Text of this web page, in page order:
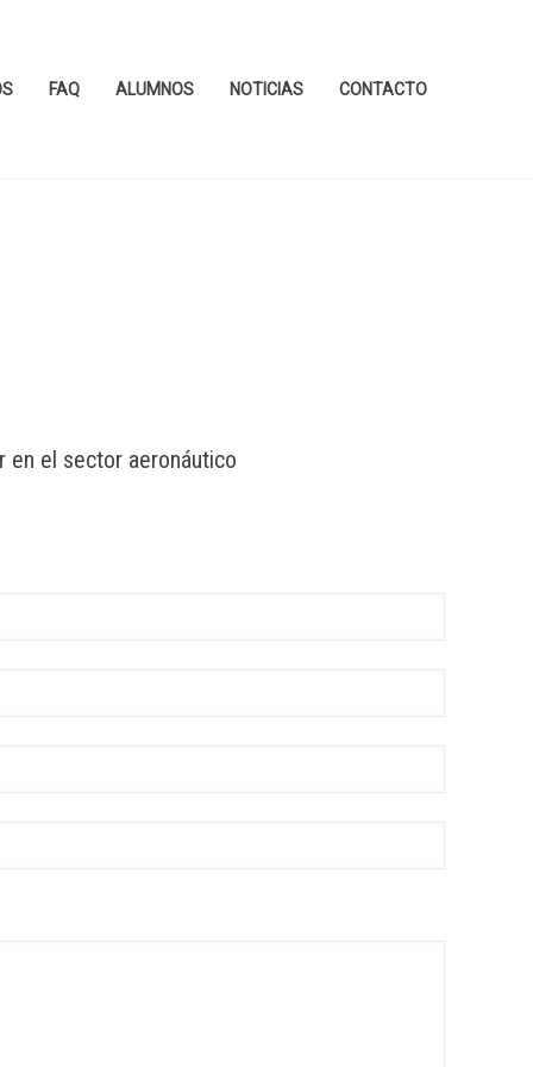
FAQ ALUMNOS NOTICIAS CONTACTO
en el sector aeronáutico